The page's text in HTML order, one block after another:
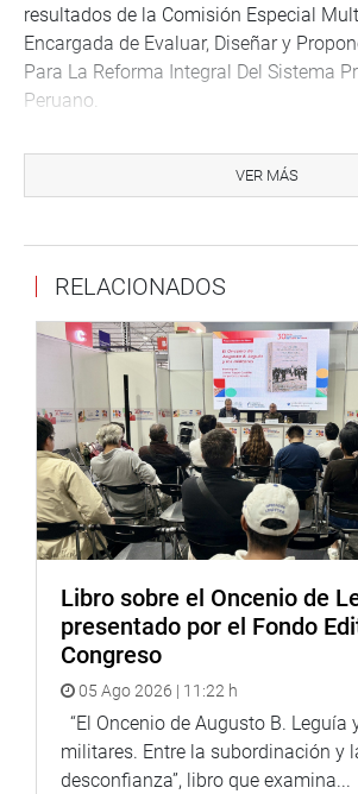
resultados de la Comisión Especial
Encargada de Evaluar, Diseñar y
Para La Reforma Integral Del Sistema
Peruano.
La comisión sería integrada por un
bancada del Congreso, un
Economía, uno del ministerio de
la Defensoría del Pueblo.
*Debe saber. Con esta moción se
beneficio de todos los aportantes,
de ley N°1256, presentado por la
fue aprobado en el pleno del congreso,
una pensión digna, estableciendo una
en el sistema privado de pensiones.
DESPACHO CONGRESAL
VER MÁS
RELACIONADOS
Libro sobre el Oncenio de
presentado por el Fondo
Congreso
05 Ago 2026 | 11:22 h
“El Oncenio de Augusto B. Leguía
militares. Entre la subordinación y
desconfianza”, libro que examina...